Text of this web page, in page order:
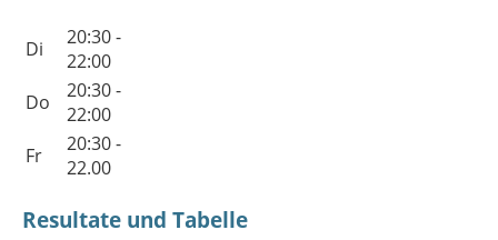
Di
20:30 -
22:00
Do
20:30 -
22:00
Fr
20:30 -
22.00
Resultate und Tabelle